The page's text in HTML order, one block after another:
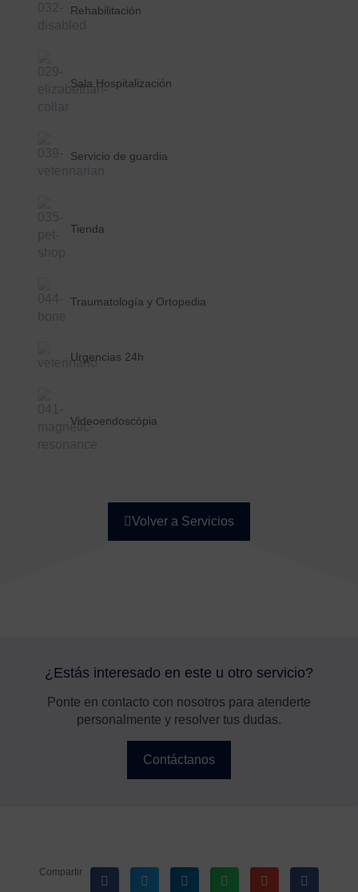
Rehabilitación
Sala Hospitalización
Servicio de guardia
Tienda
Traumatología y Ortopedia
Urgencias 24h
Videoendoscòpia
Volver a Servicios
¿Estás interesado en este u otro servicio?
Ponte en contacto con nosotros para atenderte
personalmente y resolver tus dudas.
Contáctanos
Compartir